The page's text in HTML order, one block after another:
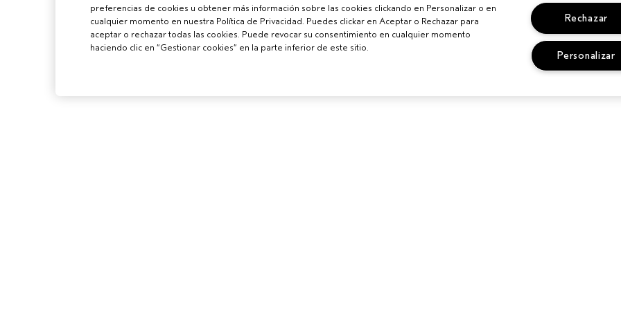
preferencias de cookies u obtener más información sobre las cookies clickando en Personalizar o en
cualquier momento en nuestra Política de Privacidad. Puedes clickar en Aceptar o Rechazar para
aceptar o rechazar todas las cookies. Puede revocar su consentimiento en cualquier momento
haciendo clic en “Gestionar cookies” en la parte inferior de este sitio.
Rechazar
Personalizar